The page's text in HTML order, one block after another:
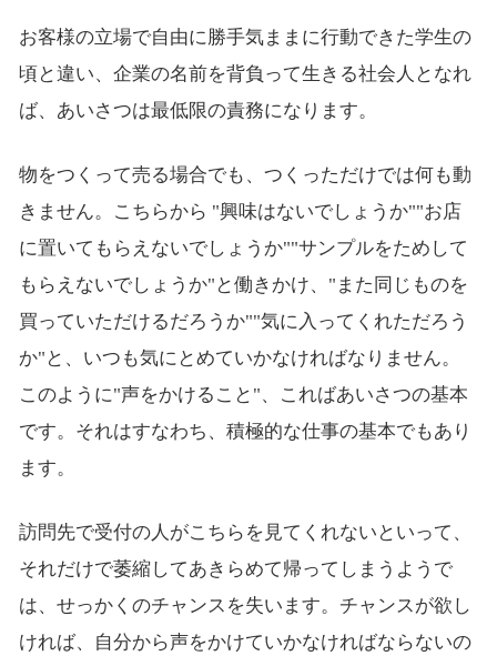
お客様の立場で自由に勝手気ままに行動できた学生の
頃と違い、企業の名前を背負って生きる社会人となれ
ば、あいさつは最低限の責務になります。
物をつくって売る場合でも、つくっただけでは何も動
きません。こちらから "興味はないでしょうか""お店
に置いてもらえないでしょうか""サンプルをためして
もらえないでしょうか"と働きかけ、"また同じものを
買っていただけるだろうか""気に入ってくれただろう
か"と、いつも気にとめていかなければなりません。
このように"声をかけること"、こればあいさつの基本
です。それはすなわち、積極的な仕事の基本でもあり
ます。
訪問先で受付の人がこちらを見てくれないといって、
それだけで萎縮してあきらめて帰ってしまうようで
は、せっかくのチャンスを失います。チャンスが欲し
ければ、自分から声をかけていかなければならないの